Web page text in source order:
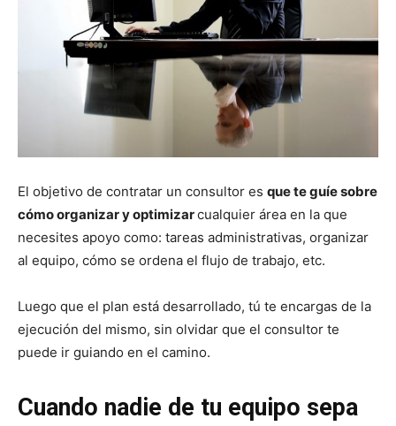
El objetivo de contratar un consultor es que te guíe sobre
cómo organizar y optimizarcualquier área en la que
necesites apoyo como: tareas administrativas, organizar
al equipo, cómo se ordena el flujo de trabajo, etc.
Luego que el plan está desarrollado, tú te encargas de la
ejecución del mismo, sin olvidar que el consultor te
puede ir guiando en el camino.
Cuando nadie de tu equipo sepa